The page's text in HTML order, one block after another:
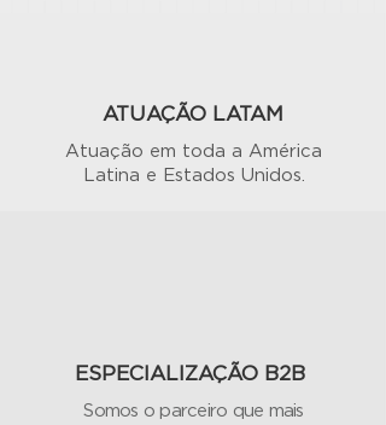
ATUAÇÃO LATAM
Atuação em toda a América
Latina e Estados Unidos.
ESPECIALIZAÇÃO B2B
Somos o parceiro que mais